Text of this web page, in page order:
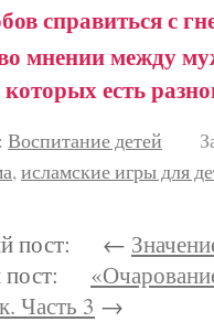
справиться с
мнении между
есть
Воспитание детей
,исламские игры для
пост: ←
пост:
Часть 3 →